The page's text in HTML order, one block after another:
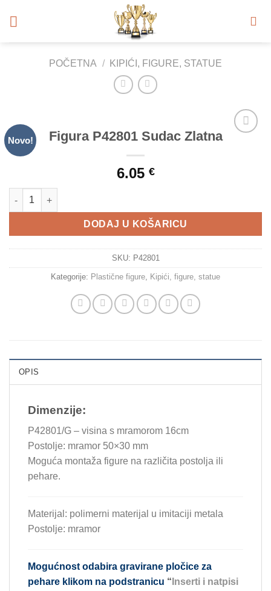
POČETNA / KIPIĆI, FIGURE, STATUE
Novo! Figura P42801 Sudac Zlatna
6.05 €
Figura P42801 Sudac Zlatna količina
DODAJ U KOŠARICU
SKU: P42801
Kategorije: Plastične figure Kipići, figure, statue
OPIS
Dimenzije:
P42801/G – visina s mramorom 16cm
Postolje: mramor 50×30 mm
Moguća montaža figure na različita postolja ili
pehare.
Materijal: polimerni materijal u imitaciji metala
Postolje: mramor
Mogućnost odabira gravirane pločice za
pehare klikom na podstranicu “ Inserti i natpisi